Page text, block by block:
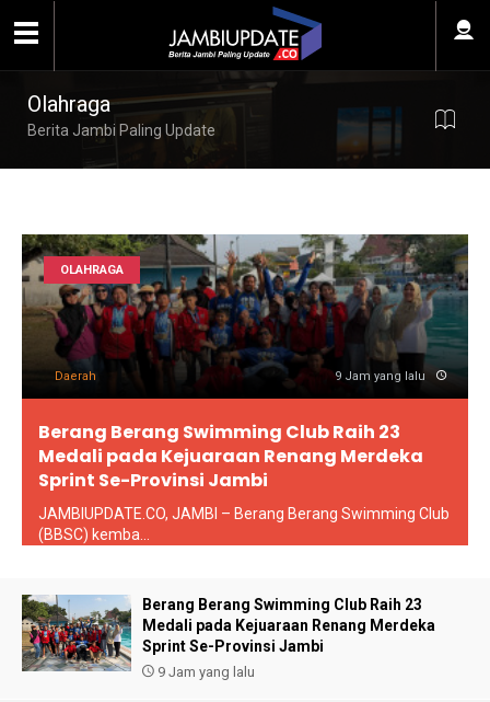
Olahraga
Berita Jambi Paling Update
OLAHRAGA
Daerah 9 Jam yang lalu
Berang Berang Swimming Club Raih 23
Medali pada Kejuaraan Renang Merdeka
Sprint Se-Provinsi Jambi
JAMBIUPDATE.CO, JAMBI – Berang Berang Swimming Club
(BBSC) kemba...
Berang Berang Swimming Club Raih 23
Medali pada Kejuaraan Renang Merdeka
Sprint Se-Provinsi Jambi
9 Jam yang lalu